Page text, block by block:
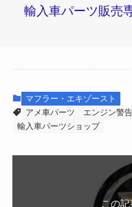
輸入車パーツ販売
マフラー・エキゾースト
アメ車パーツ
エンジン警
輸入車パーツショップ
この